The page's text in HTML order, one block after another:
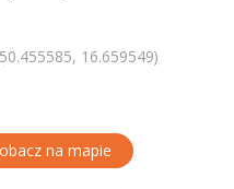
16.659549)
na mapie